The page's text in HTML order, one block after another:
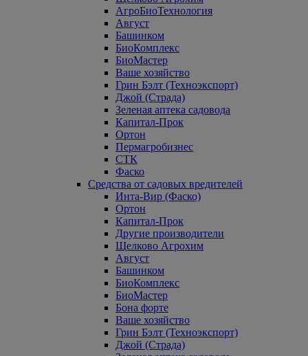
АгроБиоТехнология
Август
Башинком
БиоКомплекс
БиоМастер
Ваше хозяйство
Грин Бэлт (Техноэкспорт)
Джой (Страда)
Зеленая аптека садовода
Капитал-Прок
Ортон
Пермагробизнес
СТК
Фаско
Средства от садовых вредителей
Инта-Вир (Фаско)
Ортон
Капитал-Прок
Другие производители
Щелково Агрохим
Август
Башинком
БиоКомплекс
БиоМастер
Бона форте
Ваше хозяйство
Грин Бэлт (Техноэкспорт)
Джой (Страда)